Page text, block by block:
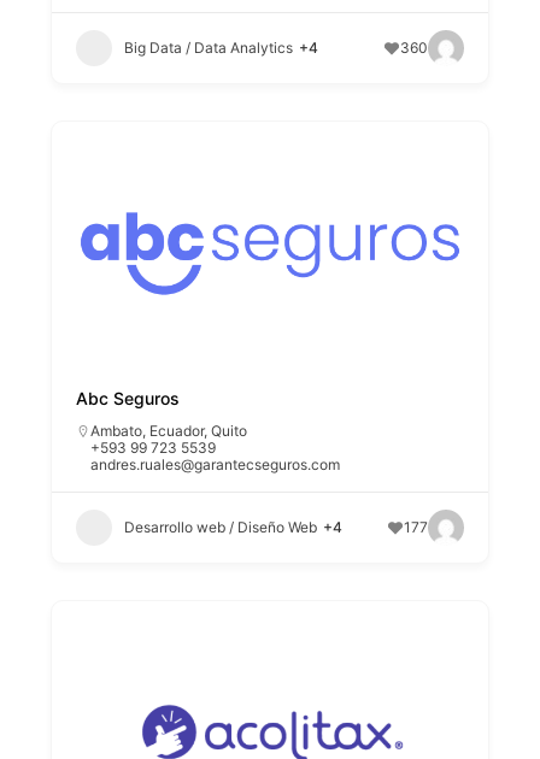
Big Data / Data Analytics +4 360
Abc Seguros
Ambato, Ecuador,Quito
+593 99 723 5539
andres.ruales@garantecseguros.com
Desarrollo web / Diseño Web +4 177